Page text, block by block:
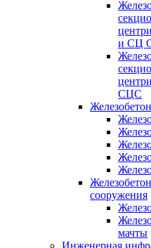
и СЦ
СЦС
сооружения
мачты
Инженерная